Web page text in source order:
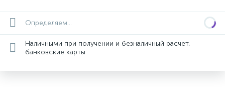
Определяем...
Наличными при получении и безналичный расчет,
банковские карты